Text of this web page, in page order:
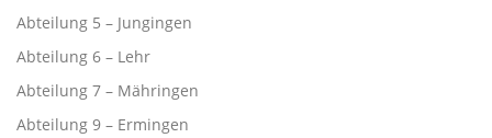
Abteilung 5 – Jungingen
Abteilung 6 – Lehr
Abteilung 7 – Mähringen
Abteilung 9 – Ermingen